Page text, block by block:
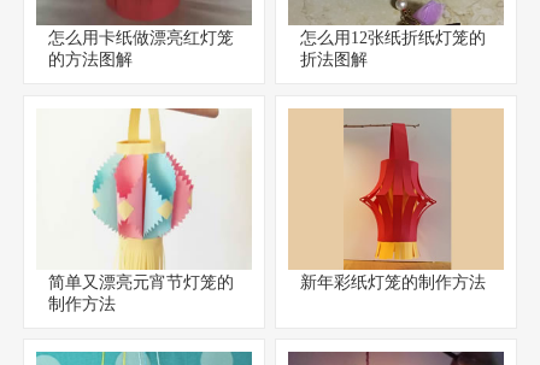
怎么用卡纸做漂亮红灯笼
的方法图解
怎么用12张纸折纸灯笼的
折法图解
简单又漂亮元宵节灯笼的
制作方法
新年彩纸灯笼的制作方法